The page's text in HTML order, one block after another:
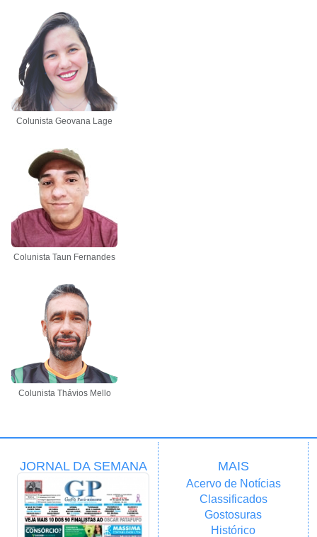
Colunista Geovana Lage
Colunista Taun Fernandes
Colunista Thávios Mello
JORNAL DA SEMANA MAIS
Acervo de Notícias
Classificados
Gostosuras
Histórico